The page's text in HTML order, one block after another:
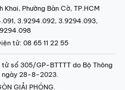
Phường Bàn Cờ, TP.HCM
3.9294.092, 3.9294.093,
tử: 08 65 11 22 55
số 305/GP-BTTTT do Bộ Thông
ngày 28-8-2023.
GIẢI PHÓNG.